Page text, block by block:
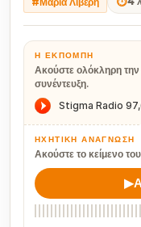
Η ΕΚΠΟΜΠΉ
Ακούστε ολόκληρη
συνέντευξη.
ΗΧΗΤΙΚΉ ΑΝΆΓΝΩΣΗ
Ακούστε το κείμενο
▶